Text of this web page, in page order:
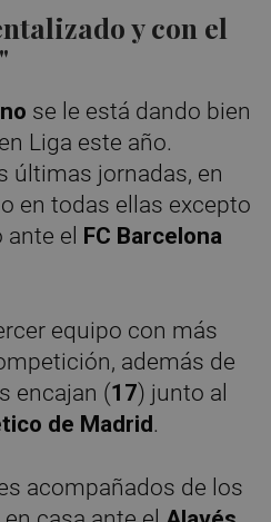
y con el
se le está dando bien
Liga este año.
últimas jornadas, en
en todas ellas excepto
el FC Barcelona
equipo con más
además de
encajan (17) junto al
de Madrid.
acompañados de los